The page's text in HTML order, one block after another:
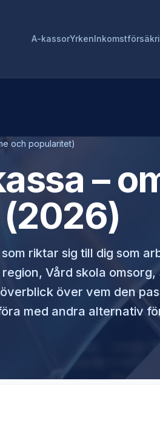
A-kassorYrken
och popularitet)
–
riktar sig till dig som
Vård skola omsorg,
över vem den
med andra alternativ